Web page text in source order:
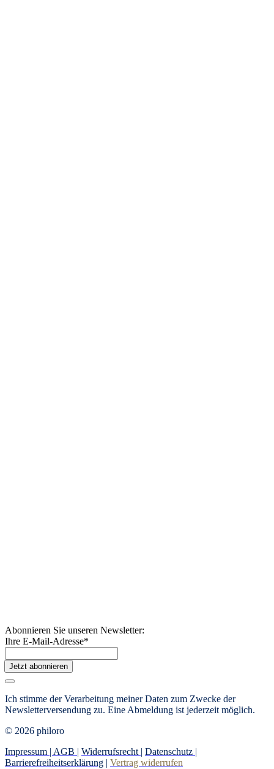
Abonnieren Sie unseren Newsletter:
Ihre E-Mail-Adresse*
Jetzt abonnieren
Ich stimme der Verarbeitung meiner Daten zum Zwecke der
Newsletterversendung zu. Eine Abmeldung ist jederzeit möglich.
© 2026 philoro
Impressum | AGB | Widerrufsrecht | Datenschutz |
Barrierefreiheitserklärung | Vertrag widerrufen